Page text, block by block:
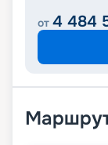
от 4 484